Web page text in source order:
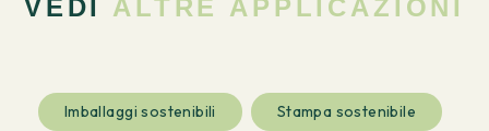
VEDI ALTRE APPLICAZIONI
Imballaggi sostenibili Stampa sostenibile